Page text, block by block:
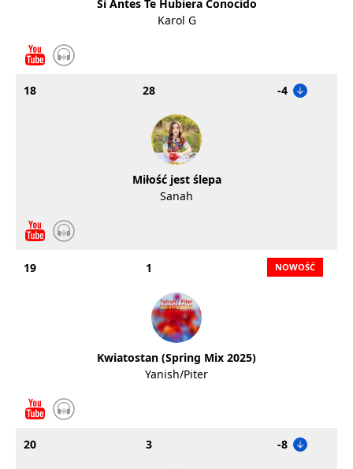
Si Antes Te Hubiera Conocido
Karol G
18 28 -4
Miłość jest ślepa
Sanah
19 1
Kwiatostan (Spring Mix 2025)
Yanish/Piter
20 3 -8